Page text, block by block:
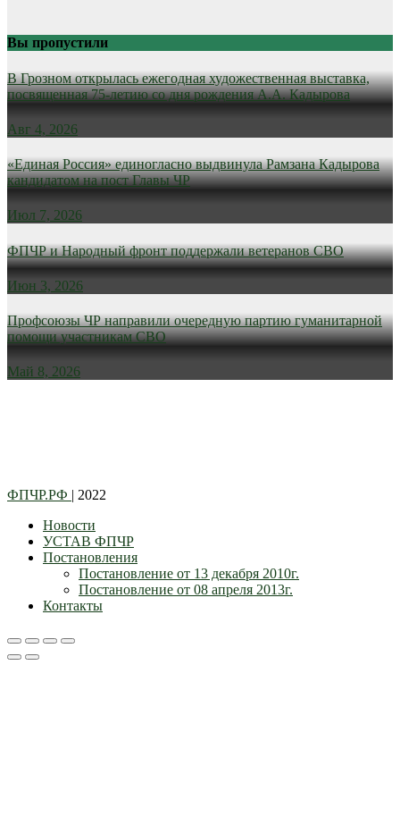
Вы пропустили
В Грозном открылась ежегодная художественная выставка,
посвященная 75-летию со дня рождения А.А. Кадырова
Авг 4, 2026
«Единая Россия» единогласно выдвинула Рамзана Кадырова
кандидатом на пост Главы ЧР
Июл 7, 2026
ФПЧР и Народный фронт поддержали ветеранов СВО
Июн 3, 2026
Профсоюзы ЧР направили очередную партию гуманитарной
помощи участникам СВО
Май 8, 2026
ФПЧР.РФ | 2022
Новости
УСТАВ ФПЧР
Постановления
Постановление от 13 декабря 2010г.
Постановление от 08 апреля 2013г.
Контакты